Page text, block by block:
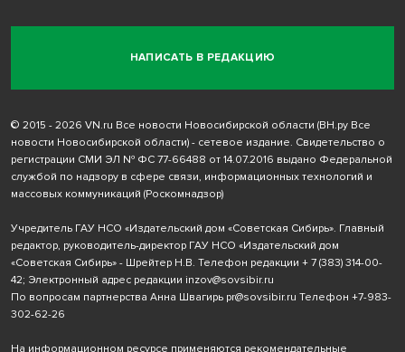
НАПИСАТЬ В РЕДАКЦИЮ
© 2015 - 2026 VN.ru Все новости Новосибирской области (ВН.ру Все
новости Новосибирской области) - сетевое издание. Свидетельство о
регистрации СМИ ЭЛ № ФС 77-66488 от 14.07.2016 выдано Федеральной
службой по надзору в сфере связи, информационных технологий и
массовых коммуникаций (Роскомнадзор)
Учредитель ГАУ НСО «Издательский дом «Советская Сибирь». Главный
редактор, руководитель-директор ГАУ НСО «Издательский дом
«Советская Сибирь» - Шрейтер Н.В. Телефон редакции + 7 (383) 314-00-
42; Электронный адрес редакции inzov@sovsibir.ru
По вопросам партнерства Анна Швагирь pr@sovsibir.ru Телефон +7-983-
302-62-26
На информационном ресурсе применяются рекомендательные